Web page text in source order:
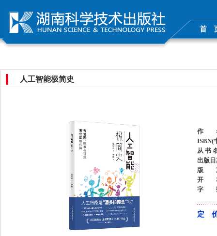
首
人工智能极简史
作
ISBN(
从 书
出版
版
开
字
定